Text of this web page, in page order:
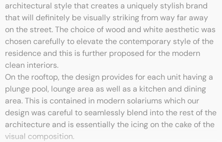
architectural style that creates a uniquely stylish brand
that will definitely be visually striking from way far away
on the street. The choice of wood and white aesthetic was
chosen carefully to elevate the contemporary style of the
residence and this is further proposed for the modern
clean interiors.
On the rooftop, the design provides for each unit having a
plunge pool, lounge area as well as a kitchen and dining
area. This is contained in modern solariums which our
design was careful to seamlessly blend into the rest of the
architecture and is essentially the icing on the cake of the
visual composition.